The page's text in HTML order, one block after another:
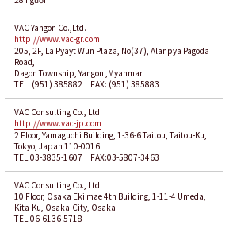
VAC Yangon Co.,Ltd.
http://www.vac-gr.com
205, 2F, La Pyayt Wun Plaza, No(37), Alanpya Pagoda
Road,
Dagon Township, Yangon ,Myanmar
TEL: (951) 385882 FAX: (951) 385883
VAC Consulting Co., Ltd.
http://www.vac-jp.com
2 Floor, Yamaguchi Building, 1-36-6 Taitou, Taitou-Ku,
Tokyo, Japan 110-0016
TEL:03-3835-1607 FAX:03-5807-3463
VAC Consulting Co., Ltd.
10 Floor, Osaka Eki mae 4th Building, 1-11-4 Umeda,
Kita-Ku, Osaka-City, Osaka
TEL:06-6136-5718